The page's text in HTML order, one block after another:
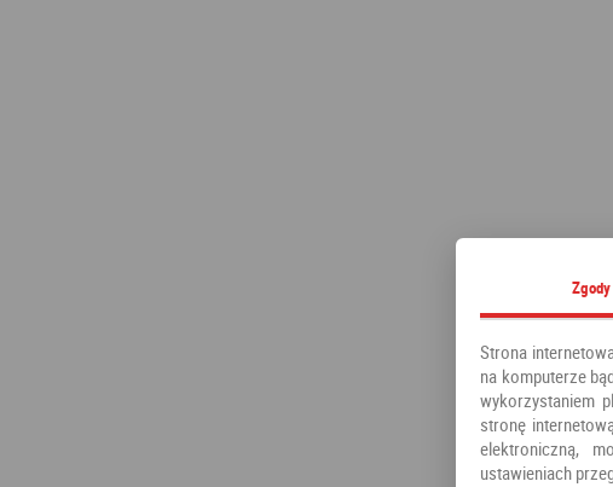
Zgody
Strona
na komputerze
wykorzystaniem
stronę
elektroniczną,
ustawieniach